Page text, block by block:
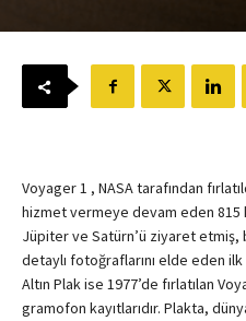
Voyager 1 , NASA tarafından
hizmet vermeye devam eden 815
Jüpiter ve Satürn’ü ziyaret etmiş,
detaylı fotoğraflarını elde eden
Altın Plak ise 1977’de fırlatılan
gramofon kayıtlarıdır. Plakta,